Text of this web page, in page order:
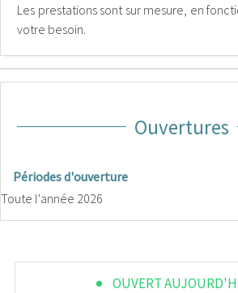
Les prestations sont sur mesure, en
votre besoin.
Ouvertures
Périodes d'ouverture
Toute l'année 2026
OUVERT